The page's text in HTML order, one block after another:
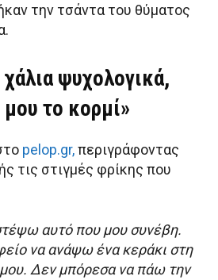
την τσάντα του θύματος
χάλια ψυχολογικά,
το κορμί»
pelop.gr,περιγράφοντας
τις στιγμές φρίκης που
αυτό που μου συνέβη.
να ανάψω ένα κεράκι στη
Δεν μπόρεσα να πάω την